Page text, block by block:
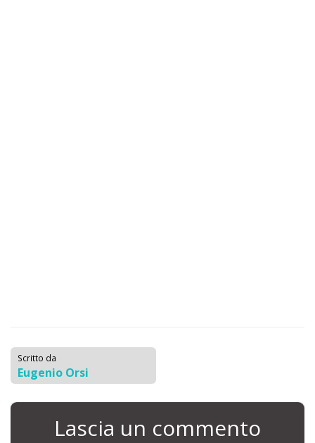
Scritto da
Eugenio Orsi
Lascia un commento